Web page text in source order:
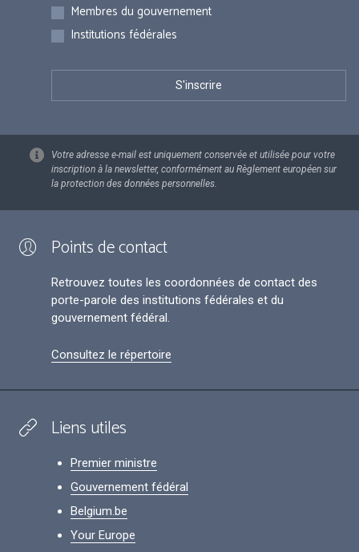
Membres du gouvernement
Institutions fédérales
Votre adresse e-mail est uniquement conservée et utilisée pour votre
inscription à la newsletter, conformément au Règlement européen sur
la protection des données personnelles.
Points de contact
Retrouvez toutes les coordonnées de contact des
porte-parole des institutions fédérales et du
gouvernement fédéral.
Consultez le répertoire
Liens utiles
Premier ministre
Gouvernement fédéral
Belgium.be
Your Europe